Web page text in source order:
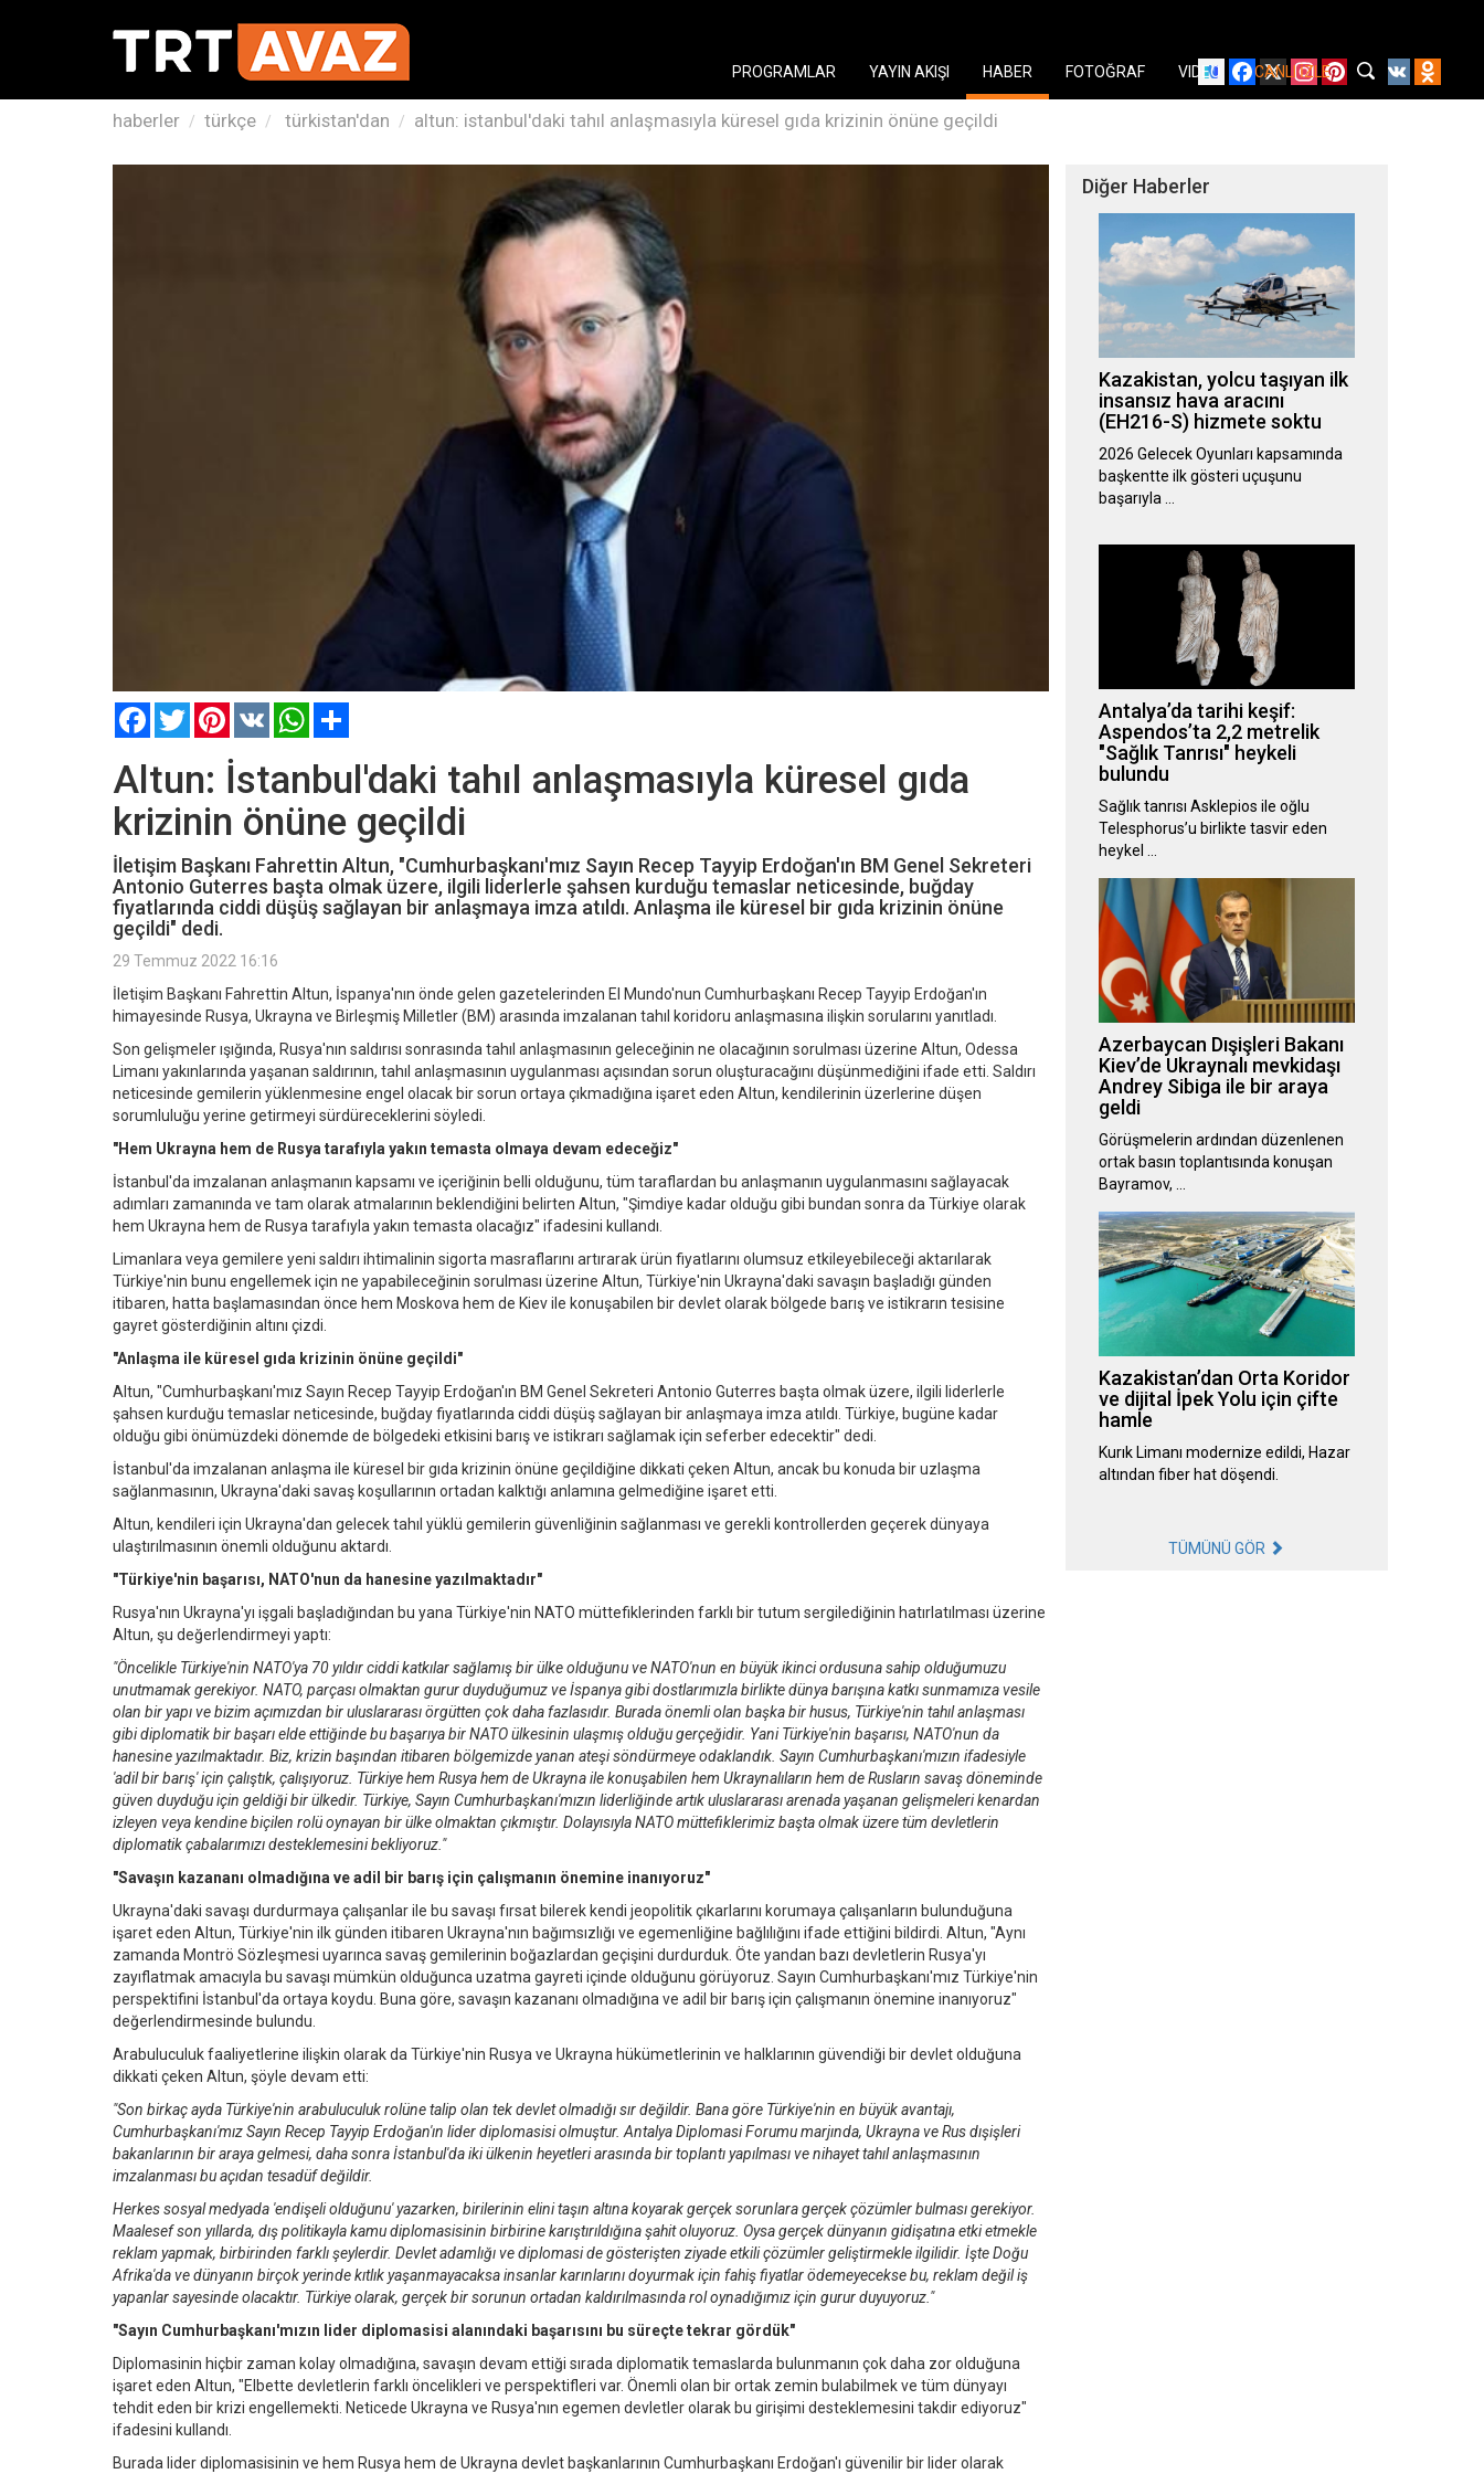
Facebook
X Instagram
PinterestYouTube
VK
PROGRAMLAR YAYIN AKIŞI HABER FOTOĞRAF VIDEO CANLI İZLE
haberler türkçe türkistan'dan altun: istanbul'daki tahıl anlaşmasıyla küresel gıda krizinin önüne geçildi
FacebookTwitterPinterest
VK WhatsApp
Altun: İstanbul'daki tahıl anlaşmasıyla küresel gıda
krizinin önüne geçildi
İletişim Başkanı Fahrettin Altun, "Cumhurbaşkanı'mız Sayın Recep Tayyip Erdoğan'ın BM Genel Sekreteri
Antonio Guterres başta olmak üzere, ilgili liderlerle şahsen kurduğu temaslar neticesinde, buğday
fiyatlarında ciddi düşüş sağlayan bir anlaşmaya imza atıldı. Anlaşma ile küresel bir gıda krizinin önüne
geçildi" dedi.
29 Temmuz 2022 16:16
İletişim Başkanı Fahrettin Altun, İspanya'nın önde gelen gazetelerinden El Mundo'nun Cumhurbaşkanı Recep Tayyip Erdoğan'ın
himayesinde Rusya, Ukrayna ve Birleşmiş Milletler (BM) arasında imzalanan tahıl koridoru anlaşmasına ilişkin sorularını yanıtladı.
Son gelişmeler ışığında, Rusya'nın saldırısı sonrasında tahıl anlaşmasının geleceğinin ne olacağının sorulması üzerine Altun, Odessa
Limanı yakınlarında yaşanan saldırının, tahıl anlaşmasının uygulanması açısından sorun oluşturacağını düşünmediğini ifade etti. Saldırı
neticesinde gemilerin yüklenmesine engel olacak bir sorun ortaya çıkmadığına işaret eden Altun, kendilerinin üzerlerine düşen
sorumluluğu yerine getirmeyi sürdüreceklerini söyledi.
"Hem Ukrayna hem de Rusya tarafıyla yakın temasta olmaya devam edeceğiz"
İstanbul'da imzalanan anlaşmanın kapsamı ve içeriğinin belli olduğunu, tüm taraflardan bu anlaşmanın uygulanmasını sağlayacak
adımları zamanında ve tam olarak atmalarının beklendiğini belirten Altun, "Şimdiye kadar olduğu gibi bundan sonra da Türkiye olarak
hem Ukrayna hem de Rusya tarafıyla yakın temasta olacağız" ifadesini kullandı.
Limanlara veya gemilere yeni saldırı ihtimalinin sigorta masraflarını artırarak ürün fiyatlarını olumsuz etkileyebileceği aktarılarak
Türkiye'nin bunu engellemek için ne yapabileceğinin sorulması üzerine Altun, Türkiye'nin Ukrayna'daki savaşın başladığı günden
itibaren, hatta başlamasından önce hem Moskova hem de Kiev ile konuşabilen bir devlet olarak bölgede barış ve istikrarın tesisine
gayret gösterdiğinin altını çizdi.
"Anlaşma ile küresel gıda krizinin önüne geçildi"
Altun, "Cumhurbaşkanı'mız Sayın Recep Tayyip Erdoğan'ın BM Genel Sekreteri Antonio Guterres başta olmak üzere, ilgili liderlerle
şahsen kurduğu temaslar neticesinde, buğday fiyatlarında ciddi düşüş sağlayan bir anlaşmaya imza atıldı. Türkiye, bugüne kadar
olduğu gibi önümüzdeki dönemde de bölgedeki etkisini barış ve istikrarı sağlamak için seferber edecektir" dedi.
İstanbul'da imzalanan anlaşma ile küresel bir gıda krizinin önüne geçildiğine dikkati çeken Altun, ancak bu konuda bir uzlaşma
sağlanmasının, Ukrayna'daki savaş koşullarının ortadan kalktığı anlamına gelmediğine işaret etti.
Altun, kendileri için Ukrayna'dan gelecek tahıl yüklü gemilerin güvenliğinin sağlanması ve gerekli kontrollerden geçerek dünyaya
ulaştırılmasının önemli olduğunu aktardı.
"Türkiye'nin başarısı, NATO'nun da hanesine yazılmaktadır"
Rusya'nın Ukrayna'yı işgali başladığından bu yana Türkiye'nin NATO müttefiklerinden farklı bir tutum sergilediğinin hatırlatılması üzerine
Altun, şu değerlendirmeyi yaptı:
"Öncelikle Türkiye'nin NATO'ya 70 yıldır ciddi katkılar sağlamış bir ülke olduğunu ve NATO'nun en büyük ikinci ordusuna sahip olduğumuzu
unutmamak gerekiyor. NATO, parçası olmaktan gurur duyduğumuz ve İspanya gibi dostlarımızla birlikte dünya barışına katkı sunmamıza vesile
olan bir yapı ve bizim açımızdan bir uluslararası örgütten çok daha fazlasıdır. Burada önemli olan başka bir husus, Türkiye'nin tahıl anlaşması
gibi diplomatik bir başarı elde ettiğinde bu başarıya bir NATO ülkesinin ulaşmış olduğu gerçeğidir. Yani Türkiye'nin başarısı, NATO'nun da
hanesine yazılmaktadır. Biz, krizin başından itibaren bölgemizde yanan ateşi söndürmeye odaklandık. Sayın Cumhurbaşkanı'mızın ifadesiyle
'adil bir barış' için çalıştık, çalışıyoruz. Türkiye hem Rusya hem de Ukrayna ile konuşabilen hem Ukraynalıların hem de Rusların savaş döneminde
güven duyduğu için geldiği bir ülkedir. Türkiye, Sayın Cumhurbaşkanı'mızın liderliğinde artık uluslararası arenada yaşanan gelişmeleri kenardan
izleyen veya kendine biçilen rolü oynayan bir ülke olmaktan çıkmıştır. Dolayısıyla NATO müttefiklerimiz başta olmak üzere tüm devletlerin
diplomatik çabalarımızı desteklemesini bekliyoruz."
"Savaşın kazananı olmadığına ve adil bir barış için çalışmanın önemine inanıyoruz"
Ukrayna'daki savaşı durdurmaya çalışanlar ile bu savaşı fırsat bilerek kendi jeopolitik çıkarlarını korumaya çalışanların bulunduğuna
işaret eden Altun, Türkiye'nin ilk günden itibaren Ukrayna'nın bağımsızlığı ve egemenliğine bağlılığını ifade ettiğini bildirdi. Altun, "Aynı
zamanda Montrö Sözleşmesi uyarınca savaş gemilerinin boğazlardan geçişini durdurduk. Öte yandan bazı devletlerin Rusya'yı
zayıflatmak amacıyla bu savaşı mümkün olduğunca uzatma gayreti içinde olduğunu görüyoruz. Sayın Cumhurbaşkanı'mız Türkiye'nin
perspektifini İstanbul'da ortaya koydu. Buna göre, savaşın kazananı olmadığına ve adil bir barış için çalışmanın önemine inanıyoruz"
değerlendirmesinde bulundu.
Arabuluculuk faaliyetlerine ilişkin olarak da Türkiye'nin Rusya ve Ukrayna hükümetlerinin ve halklarının güvendiği bir devlet olduğuna
dikkati çeken Altun, şöyle devam etti:
"Son birkaç ayda Türkiye'nin arabuluculuk rolüne talip olan tek devlet olmadığı sır değildir. Bana göre Türkiye'nin en büyük avantajı,
Cumhurbaşkanı'mız Sayın Recep Tayyip Erdoğan'ın lider diplomasisi olmuştur. Antalya Diplomasi Forumu marjında, Ukrayna ve Rus dışişleri
bakanlarının bir araya gelmesi, daha sonra İstanbul'da iki ülkenin heyetleri arasında bir toplantı yapılması ve nihayet tahıl anlaşmasının
imzalanması bu açıdan tesadüf değildir.
Herkes sosyal medyada 'endişeli olduğunu' yazarken, birilerinin elini taşın altına koyarak gerçek sorunlara gerçek çözümler bulması gerekiyor.
Maalesef son yıllarda, dış politikayla kamu diplomasisinin birbirine karıştırıldığına şahit oluyoruz. Oysa gerçek dünyanın gidişatına etki etmekle
reklam yapmak, birbirinden farklı şeylerdir. Devlet adamlığı ve diplomasi de gösterişten ziyade etkili çözümler geliştirmekle ilgilidir. İşte Doğu
Afrika'da ve dünyanın birçok yerinde kıtlık yaşanmayacaksa insanlar karınlarını doyurmak için fahiş fiyatlar ödemeyecekse bu, reklam değil iş
yapanlar sayesinde olacaktır. Türkiye olarak, gerçek bir sorunun ortadan kaldırılmasında rol oynadığımız için gurur duyuyoruz."
"Sayın Cumhurbaşkanı'mızın lider diplomasisi alanındaki başarısını bu süreçte tekrar gördük"
Diplomasinin hiçbir zaman kolay olmadığına, savaşın devam ettiği sırada diplomatik temaslarda bulunmanın çok daha zor olduğuna
işaret eden Altun, "Elbette devletlerin farklı öncelikleri ve perspektifleri var. Önemli olan bir ortak zemin bulabilmek ve tüm dünyayı
tehdit eden bir krizi engellemekti. Neticede Ukrayna ve Rusya'nın egemen devletler olarak bu girişimi desteklemesini takdir ediyoruz"
ifadesini kullandı.
Burada lider diplomasisinin ve hem Rusya hem de Ukrayna devlet başkanlarının Cumhurbaşkanı Erdoğan'ı güvenilir bir lider olarak
Diğer Haberler
Kazakistan, yolcu taşıyan ilk
insansız hava aracını
(EH216-S) hizmete soktu
2026 Gelecek Oyunları kapsamında
başkentte ilk gösteri uçuşunu
başarıyla …
Antalya’da tarihi keşif:
Aspendos’ta 2,2 metrelik
"Sağlık Tanrısı" heykeli
bulundu
Sağlık tanrısı Asklepios ile oğlu
Telesphorus’u birlikte tasvir eden
heykel …
Azerbaycan Dışişleri Bakanı
Kiev’de Ukraynalı mevkidaşı
Andrey Sibiga ile bir araya
geldi
Görüşmelerin ardından düzenlenen
ortak basın toplantısında konuşan
Bayramov, …
Kazakistan’dan Orta Koridor
ve dijital İpek Yolu için çifte
hamle
Kurık Limanı modernize edildi, Hazar
altından fiber hat döşendi.
TÜMÜNÜ GÖR